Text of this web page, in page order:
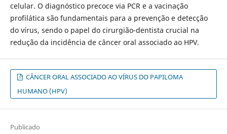
celular. O diagnóstico precoce via PCR e a vacinação
profilática são fundamentais para a prevenção e detecção
do vírus, sendo o papel do cirurgião-dentista crucial na
redução da incidência de câncer oral associado ao HPV.
CÂNCER ORAL ASSOCIADO AO VÍRUS DO PAPILOMA
HUMANO (HPV)
Publicado